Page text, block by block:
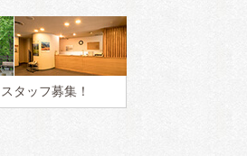
スタッフ募集！